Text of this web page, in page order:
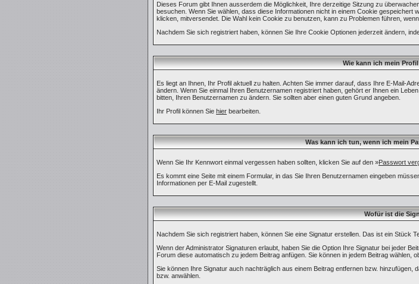
Dieses Forum gibt Ihnen ausserdem die Möglichkeit, Ihre derzeitige Sitzung zu
besuchen. Wenn Sie wählen, dass diese Informationen nicht in einem Cookie gespeichert
klicken, mitversendet. Die Wahl kein Cookie zu benutzen, kann zu Problemen führen,
Nachdem Sie sich registriert haben, können Sie Ihre Cookie Optionen jederzeit ändern,
Wie kann ich mein
Es liegt an Ihnen, Ihr Profil aktuell zu halten. Achten Sie immer darauf, dass Ihre E-Mail-
ändern. Wenn Sie einmal Ihren Benutzernamen registriert haben, gehört er Ihnen ein
bitten, Ihren Benutzernamen zu ändern. Sie sollten aber einen guten Grund angeben.
Ihr Profil können Sie hier bearbeiten.
Was kann ich tun, wenn ich mein
Wenn Sie Ihr Kennwort einmal vergessen haben sollten, klicken Sie auf den »Passwort
Es kommt eine Seite mit einem Formular, in das Sie Ihren Benutzernamen eingeben
Informationen per E-Mail zugestellt.
Wofür ist die
Nachdem Sie sich registriert haben, können Sie eine Signatur erstellen. Das ist ein Stück
Wenn der Administrator Signaturen erlaubt, haben Sie die Option Ihre Signatur bei jeder
Forum diese automatisch zu jedem Beitrag anfügen. Sie können in jedem Beitrag wählen,
Sie können Ihre Signatur auch nachträglich aus einem Beitrag entfernen bzw.
bzw. anwählen.